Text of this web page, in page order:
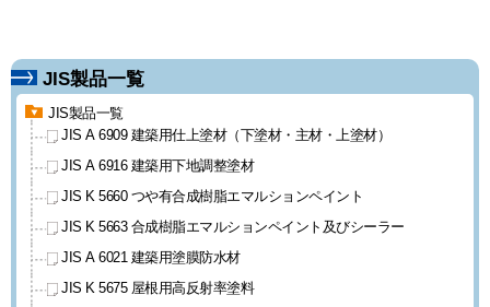
JIS製品一覧
JIS製品一覧
JIS A 6909 建築用仕上塗材（下塗材・主材・上塗材）
JIS A 6916 建築用下地調整塗材
JIS K 5660 つや有合成樹脂エマルションペイント
JIS K 5663 合成樹脂エマルションペイント及びシーラー
JIS A 6021 建築用塗膜防水材
JIS K 5675 屋根用高反射率塗料